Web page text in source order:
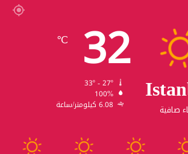
صافية
32
℃
100%
6.08 كيلومتر/ساعة